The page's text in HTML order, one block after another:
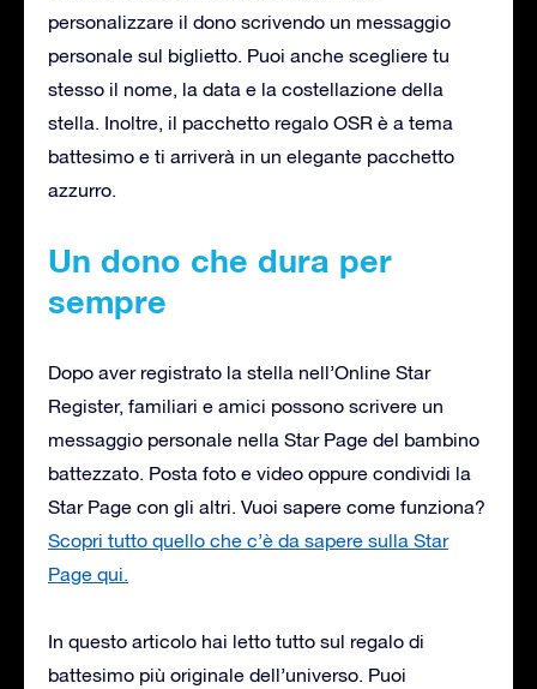
personalizzare il dono scrivendo un messaggio
personale sul biglietto. Puoi anche scegliere tu
stesso il nome, la data e la costellazione della
stella. Inoltre, il pacchetto regalo OSR è a tema
battesimo e ti arriverà in un elegante pacchetto
azzurro.
Un dono che dura per
sempre
Dopo aver registrato la stella nell’Online Star
Register, familiari e amici possono scrivere un
messaggio personale nella Star Page del bambino
battezzato. Posta foto e video oppure condividi la
Star Page con gli altri. Vuoi sapere come funziona?
Scopri tutto quello che c’è da sapere sulla Star
Page qui.
In questo articolo hai letto tutto sul regalo di
battesimo più originale dell’universo. Puoi